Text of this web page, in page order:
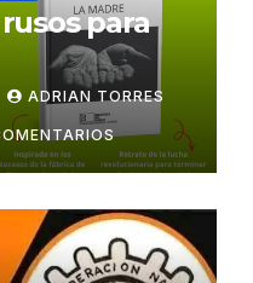
para
ADRIAN TORRES